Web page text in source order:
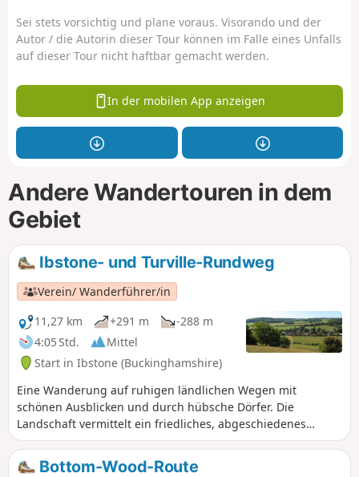
Sei stets vorsichtig und plane voraus. Visorando und der
Autor / die Autorin dieser Tour können im Falle eines Unfalls
auf dieser Tour nicht haftbar gemacht werden.
In der mobilen App anzeigen
Andere Wandertouren in dem
Gebiet
Ibstone- und Turville-Rundweg
Verein/ Wanderführer/in
11,27 km
+291 m
-288 m
4:05 Std.
Mittel
Start in Ibstone (Buckinghamshire)
Eine Wanderung auf ruhigen ländlichen Wegen mit
schönen Ausblicken und durch hübsche Dörfer. Die
Landschaft vermittelt ein friedliches, abgeschiedenes
Gefühl, obwohl sie nur wenige Kilometer von der M40 J5
entfernt ist.
Bottom-Wood-Route